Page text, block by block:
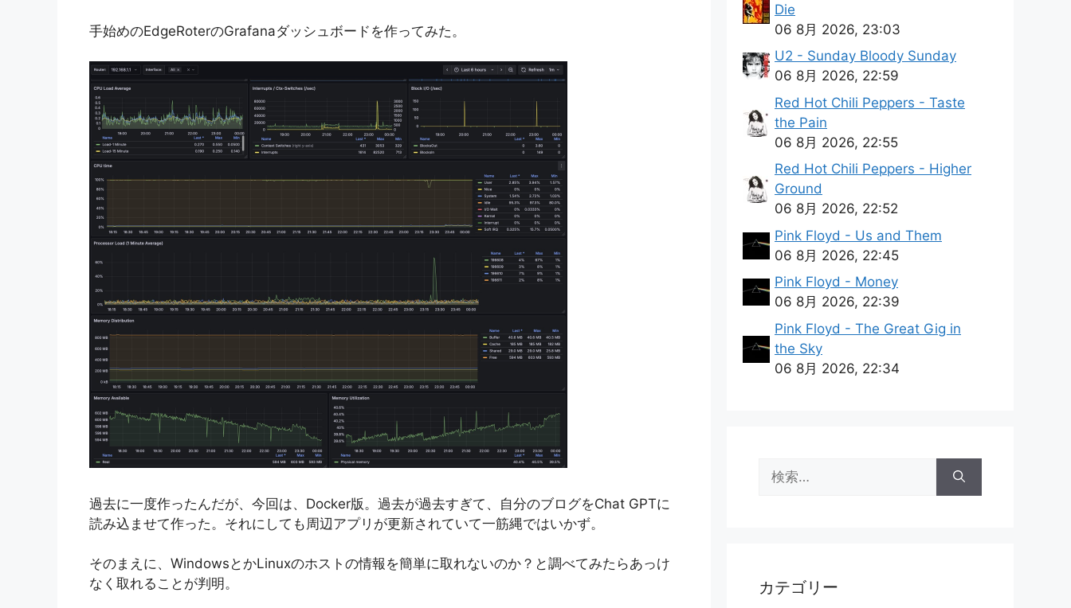
手始めのEdgeRoterのGrafanaダッシュボードを作ってみた。
過去に一度作ったんだが、今回は、Docker版。過去が過去すぎて、自分のブログをChat GPTに
読み込ませて作った。それにしても周辺アプリが更新されていて一筋縄ではいかず。
そのまえに、WindowsとかLinuxのホストの情報を簡単に取れないのか？と調べてみたらあっけ
なく取れることが判明。
Die
06 8月 2026, 23:03
U2 - Sunday Bloody Sunday
06 8月 2026, 22:59
Red Hot Chili Peppers - Taste
the Pain
06 8月 2026, 22:55
Red Hot Chili Peppers - Higher
Ground
06 8月 2026, 22:52
Pink Floyd - Us and Them
06 8月 2026, 22:45
Pink Floyd - Money
06 8月 2026, 22:39
Pink Floyd - The Great Gig in
the Sky
06 8月 2026, 22:34
索:
カテゴリー